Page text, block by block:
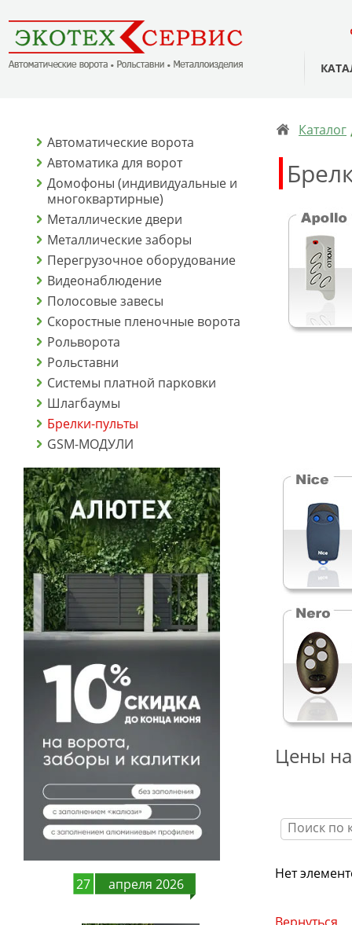
Автоматические ворота
Автоматика для ворот
Домофоны (индивидуальные и
многоквартирные)
Металлические двери
Металлические заборы
Перегрузочное оборудование
Видеонаблюдение
Полосовые завесы
Скоростные пленочные ворота
Рольворота
Рольставни
Системы платной парковки
Шлагбаумы
Брелки-пульты
GSM-МОДУЛИ
27 апреля 2026
Каталог
Цены
Нет